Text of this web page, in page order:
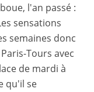
l'an passé :
sensations
semaines donc
Tours avec
de mardi à
qu'il se